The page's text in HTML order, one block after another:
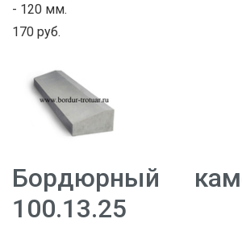
- 120 мм.
170 руб.
Бордюрный
100.13.25